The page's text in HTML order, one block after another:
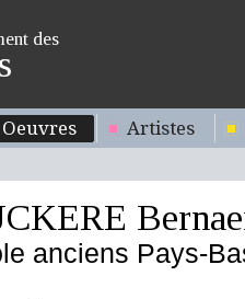
des
Oeuvres Artistes
anciens Pays-